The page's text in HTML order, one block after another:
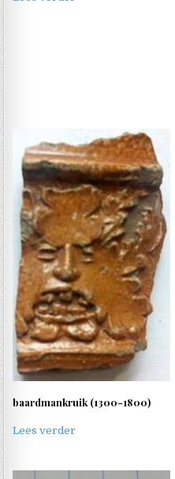
baardmankruik (1300-1800)
Lees verder